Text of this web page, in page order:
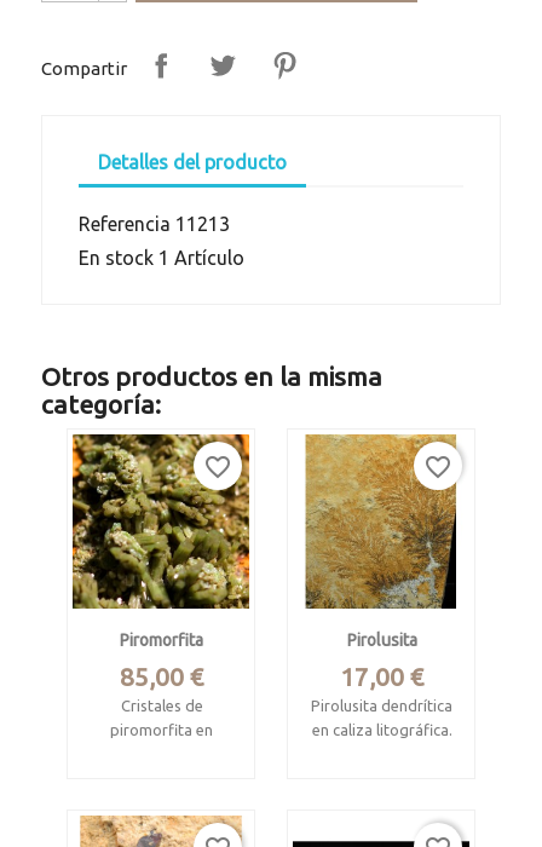
Compartir
Detalles del producto
Referencia 11213
En stock 1 Artículo
Otros productos en la misma
categoría:
Piromorfita
Precio
85,00 €
Cristales de
piromorfita en
Pieza de 10.7 x 4.1 x
favorite_border
Pirolusita
Precio
17,00 €
Pirolusita dendrítica
en caliza litográfica.
Placa de 10 x 10 cm
favorite_border